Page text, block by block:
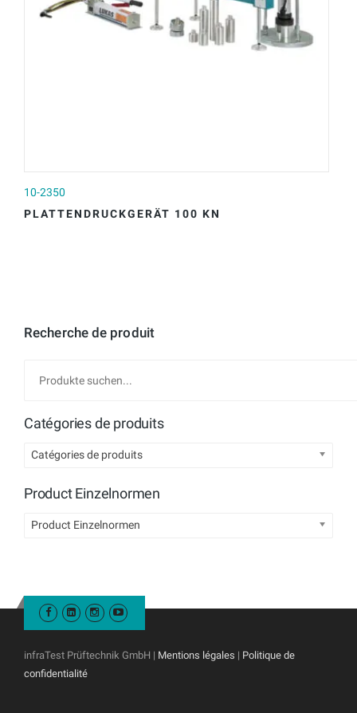
10-2350
PLATTENDRUCKGERÄT 100 KN
Recherche de produit
Catégories de produits
Catégories de produits
Product Einzelnormen
Product Einzelnormen
infraTest Prüftechnik GmbH | Mentions légales | Politique de
confidentialité